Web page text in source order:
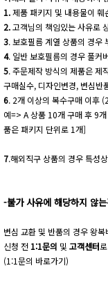
1.제품 패키지 및 내용물이
2.고객님의 책임있는 사유로
3. 보호필름 계열 상품의 경우
4. 일반 보호필름의 경우 풀커
5. 주문제작 방식의 제품은 제
구매실수, 디자인변경, 변심반
6. 2개 이상의 복수구매 이후
예=> A 상품 10개 구매 후 9
품은 패키지 단위로 1개]
7.해외직구 상품의 경우 특성
-불가 사유에 해당하지 않
변심 교환 및 반품의 경우 왕
신청 전 1:1문의 및 고객센터
(1:1문의 바로가기)